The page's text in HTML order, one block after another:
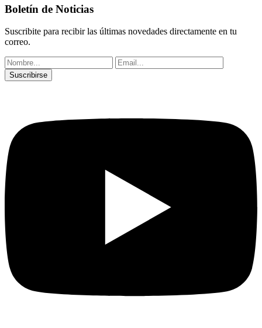
Boletín de Noticias
Suscribite para recibir las últimas novedades directamente en tu
correo.
Suscribirse